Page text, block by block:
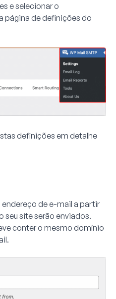
e selecionar o
página de definições do
definições em detalhe
de e-mail a partir
seu site serão enviados.
conter o mesmo domínio